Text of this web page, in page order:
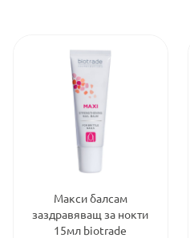
Макси балсам
заздравяващ за нокти
15мл biotrade